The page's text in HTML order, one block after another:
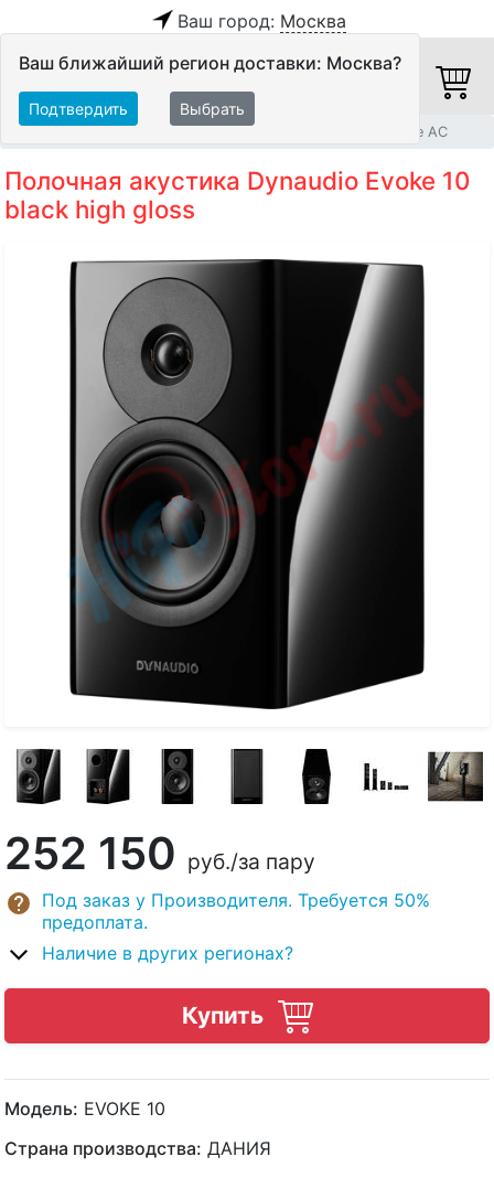
Ваш город: Москва
Ваш ближайший регион доставки: Москва?
Подтвердить Выбрать
Полочные и настенные АС
Полочная акустика Dynaudio Evoke 10
black high gloss
252 150 руб./за пару
Под заказ у Производителя. Требуется 50%
предоплата.
Наличие в других регионах?
Купить
Модель: EVOKE 10
Страна производства: ДАНИЯ